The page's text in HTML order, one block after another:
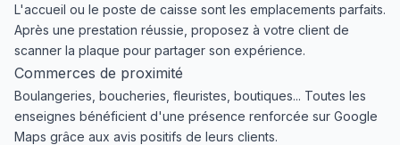
L'accueil ou le poste de caisse sont les emplacements parfaits.
Après une prestation réussie, proposez à votre client de
scanner la plaque pour partager son expérience.
Commerces de proximité
Boulangeries, boucheries, fleuristes, boutiques... Toutes les
enseignes bénéficient d'une présence renforcée sur Google
Maps grâce aux avis positifs de leurs clients.